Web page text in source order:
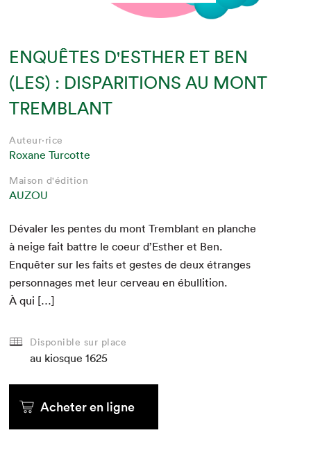
ENQUÊTES D'ESTHER ET BEN
(LES) : DISPARITIONS AU MONT
TREMBLANT
Auteur·rice
Roxane Turcotte
Maison d'édition
AUZOU
Dévaler les pentes du mont Trem­blant en planche
à neige fait bat­tre le coeur d’Esther et Ben.
Enquêter sur les faits et gestes de deux étranges
per­son­nages met leur cerveau en ébul­li­tion.
À qui […]
Disponible sur place
au kiosque 1625
Acheter en ligne